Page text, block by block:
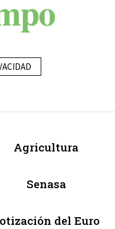
Agricultura
Senasa
del Euro